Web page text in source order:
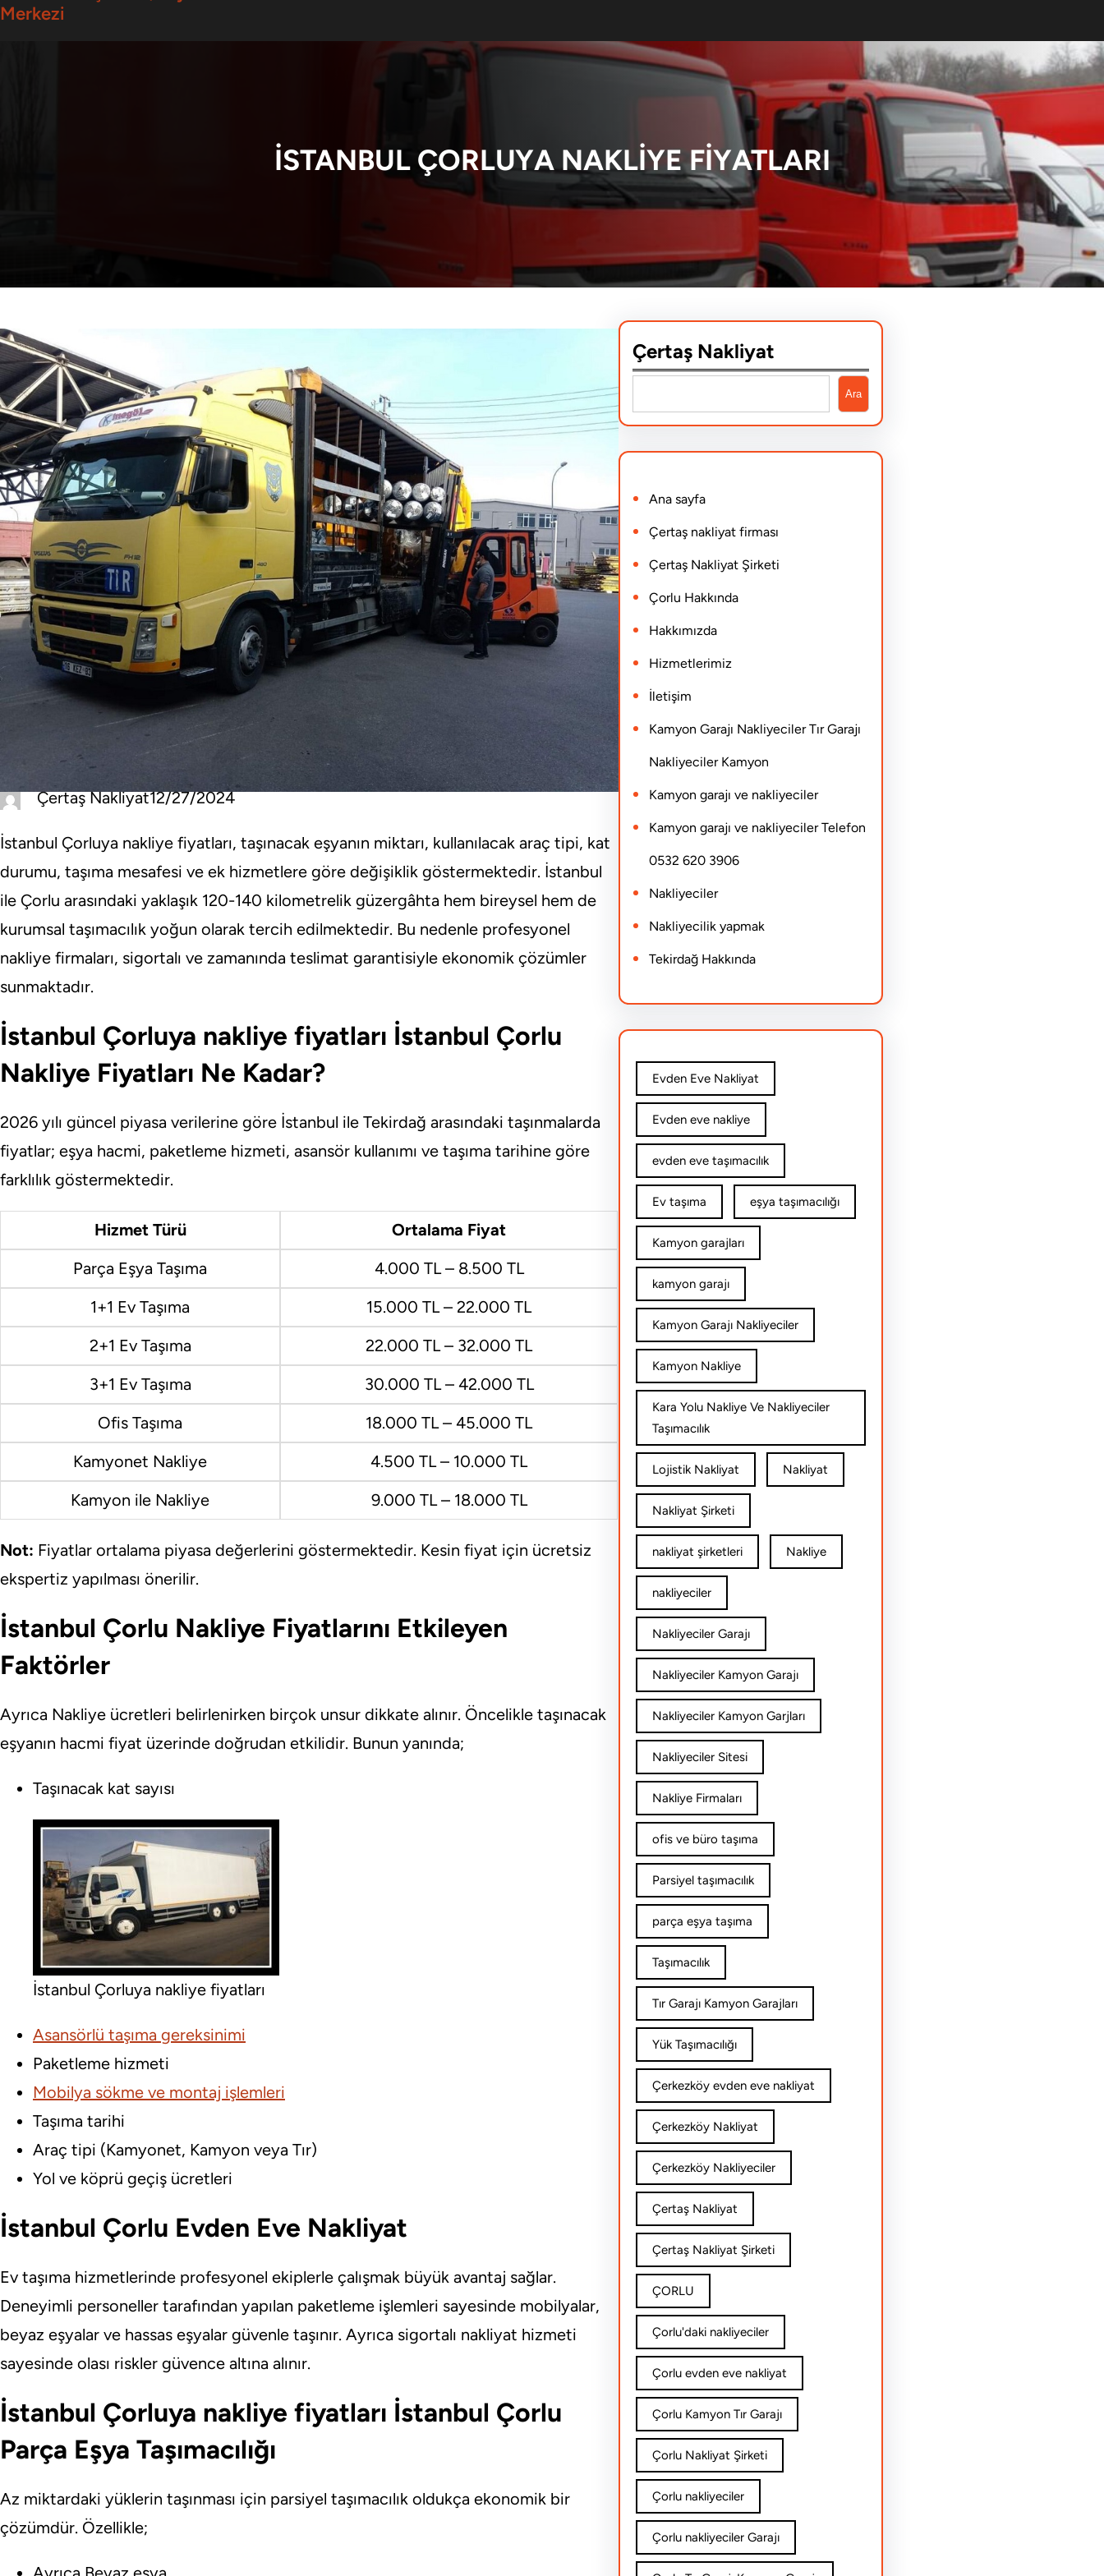
Merkezi
İSTANBUL ÇORLUYA NAKLIYE FIYATLARI
Çertaş Nakliyat12/27/2024
İstanbul Çorluya nakliye fiyatları, taşınacak eşyanın miktarı, kullanılacak araç tipi, kat
durumu, taşıma mesafesi ve ek hizmetlere göre değişiklik göstermektedir. İstanbul
ile Çorlu arasındaki yaklaşık 120-140 kilometrelik güzergâhta hem bireysel hem de
kurumsal taşımacılık yoğun olarak tercih edilmektedir. Bu nedenle profesyonel
nakliye firmaları, sigortalı ve zamanında teslimat garantisiyle ekonomik çözümler
sunmaktadır.
İstanbul Çorluya nakliye fiyatları İstanbul Çorlu
Nakliye Fiyatları Ne Kadar?
2026 yılı güncel piyasa verilerine göre İstanbul ile Tekirdağ arasındaki taşınmalarda
fiyatlar; eşya hacmi, paketleme hizmeti, asansör kullanımı ve taşıma tarihine göre
farklılık göstermektedir.
Hizmet Türü
Ortalama Fiyat
Parça Eşya Taşıma
4.000 TL – 8.500 TL
1+1 Ev Taşıma
15.000 TL – 22.000 TL
2+1 Ev Taşıma
22.000 TL – 32.000 TL
3+1 Ev Taşıma
30.000 TL – 42.000 TL
Ofis Taşıma
18.000 TL – 45.000 TL
Kamyonet Nakliye
4.500 TL – 10.000 TL
Kamyon ile Nakliye
9.000 TL – 18.000 TL
Not: Fiyatlar ortalama piyasa değerlerini göstermektedir. Kesin fiyat için ücretsiz
ekspertiz yapılması önerilir.
İstanbul Çorlu Nakliye Fiyatlarını Etkileyen
Faktörler
Ayrıca Nakliye ücretleri belirlenirken birçok unsur dikkate alınır. Öncelikle taşınacak
eşyanın hacmi fiyat üzerinde doğrudan etkilidir. Bunun yanında;
Taşınacak kat sayısı
İstanbul Çorluya nakliye fiyatları
Asansörlü taşıma gereksinimi
Paketleme hizmeti
Mobilya sökme ve montaj işlemleri
Taşıma tarihi
Araç tipi (Kamyonet, Kamyon veya Tır)
Yol ve köprü geçiş ücretleri
İstanbul Çorlu Evden Eve Nakliyat
Ev taşıma hizmetlerinde profesyonel ekiplerle çalışmak büyük avantaj sağlar.
Deneyimli personeller tarafından yapılan paketleme işlemleri sayesinde mobilyalar,
beyaz eşyalar ve hassas eşyalar güvenle taşınır. Ayrıca sigortalı nakliyat hizmeti
sayesinde olası riskler güvence altına alınır.
İstanbul Çorluya nakliye fiyatları İstanbul Çorlu
Parça Eşya Taşımacılığı
Az miktardaki yüklerin taşınması için parsiyel taşımacılık oldukça ekonomik bir
çözümdür. Özellikle;
Çertaş Nakliyat
e
a
c
h
Ara
Ana sayfa
Çertaş nakliyat firması
Çertaş Nakliyat Şirketi
Çorlu Hakkında
Hakkımızda
Hizmetlerimiz
İletişim
Kamyon Garajı Nakliyeciler Tır Garajı
Nakliyeciler Kamyon
Kamyon garajı ve nakliyeciler
Kamyon garajı ve nakliyeciler Telefon
0532 620 3906
Nakliyeciler
Nakliyecilik yapmak
Tekirdağ Hakkında
Evden Eve Nakliyat
Evden eve nakliye
evden eve taşımacılık
Ev taşıma eşya taşımacılığı
Kamyon garajları
kamyon garajı
Kamyon Garajı Nakliyeciler
Kamyon Nakliye
Kara Yolu Nakliye Ve Nakliyeciler
Taşımacılık
Lojistik Nakliyat Nakliyat
Nakliyat Şirketi
nakliyat şirketleri Nakliye
nakliyeciler
Nakliyeciler Garajı
Nakliyeciler Kamyon Garajı
Nakliyeciler Kamyon Garjları
Nakliyeciler Sitesi
Nakliye Firmaları
ofis ve büro taşıma
Parsiyel taşımacılık
parça eşya taşıma
Taşımacılık
Tır Garajı Kamyon Garajları
Yük Taşımacılığı
Çerkezköy evden eve nakliyat
Çerkezköy Nakliyat
Çerkezköy Nakliyeciler
Çertaş Nakliyat
Çertaş Nakliyat Şirketi
ÇORLU
Çorlu'daki nakliyeciler
Çorlu evden eve nakliyat
Çorlu Kamyon Tır Garajı
Çorlu Nakliyat Şirketi
Çorlu nakliyeciler
Çorlu nakliyeciler Garajı